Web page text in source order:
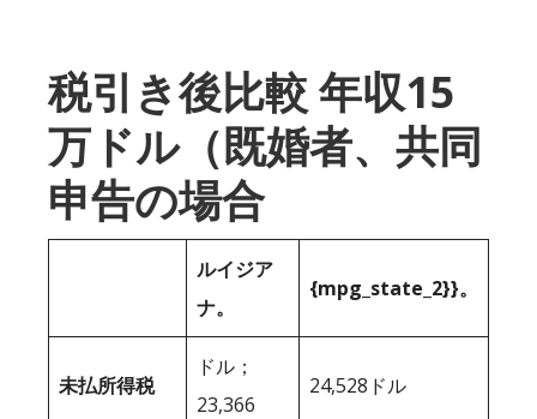
税引き後比較 年収15
万ドル（既婚者、共同
申告の場合
ルイジア
ナ。
{mpg_state_2}}。
未払所得税
ドル；
23,366
24,528ドル